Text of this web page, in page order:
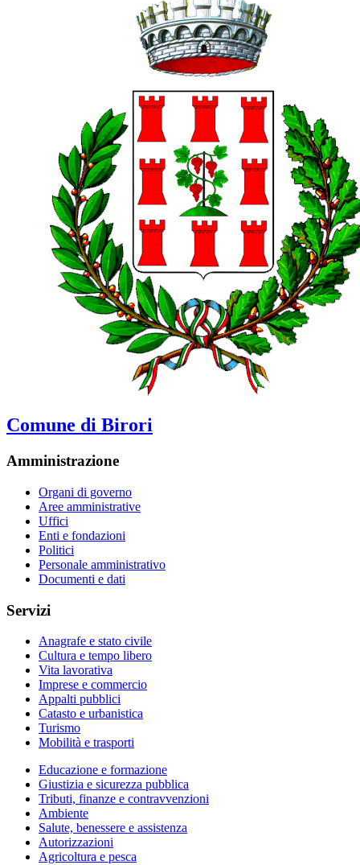
Comune di Birori
Amministrazione
Organi di governo
Aree amministrative
Uffici
Enti e fondazioni
Politici
Personale amministrativo
Documenti e dati
Servizi
Anagrafe e stato civile
Cultura e tempo libero
Vita lavorativa
Imprese e commercio
Appalti pubblici
Catasto e urbanistica
Turismo
Mobilità e trasporti
Educazione e formazione
Giustizia e sicurezza pubblica
Tributi, finanze e contravvenzioni
Ambiente
Salute, benessere e assistenza
Autorizzazioni
Agricoltura e pesca